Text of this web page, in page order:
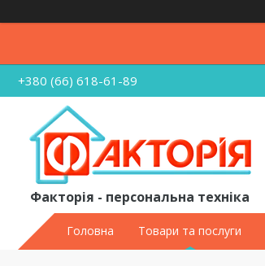
+380 (66) 618-61-89
Факторія - персональна техніка
Головна Товари та послуги